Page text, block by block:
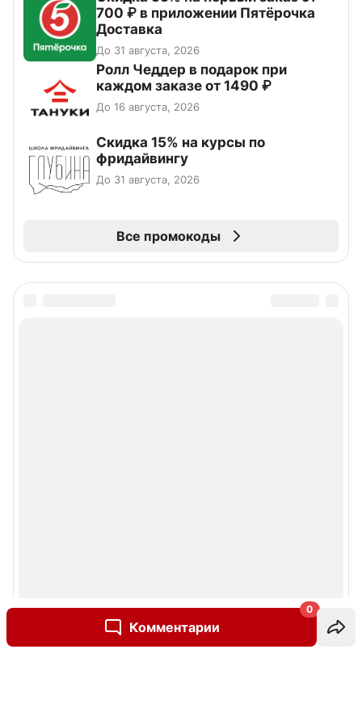
Комментарии
0
700 ₽ в приложении Пятёрочка
Доставка
До 31 августа, 2026
Ролл Чеддер в подарок при
каждом заказе от 1490 ₽
До 16 августа, 2026
Скидка 15% на курсы по
фридайвингу
До 31 августа, 2026
Все промокоды